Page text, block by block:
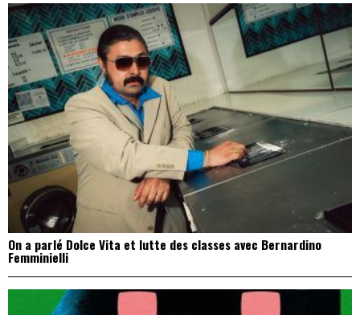
On a parlé Dolce Vita et lutte des classes avec Bernardino
Femminielli